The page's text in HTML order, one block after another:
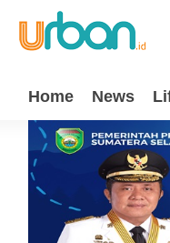
Home News